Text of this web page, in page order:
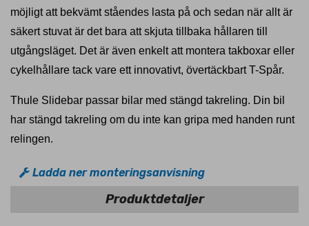
möjligt att bekvämt ståendes lasta på och sedan när allt är
säkert stuvat är det bara att skjuta tillbaka hållaren till
utgångsläget. Det är även enkelt att montera takboxar eller
cykelhållare tack vare ett innovativt, övertäckbart T-Spår.
Thule Slidebar passar bilar med stängd takreling. Din bil
har stängd takreling om du inte kan gripa med handen runt
relingen.
Ladda ner monteringsanvisning
Produktdetaljer